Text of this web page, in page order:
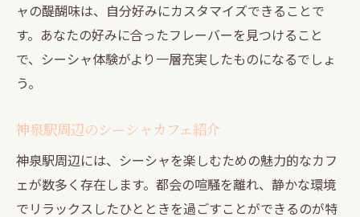
ャの醍醐味は、自分好みにカスタマイズできることで
す。あなたの好みに合ったフレーバーを見つけること
で、シーシャ体験がより一層充実したものになるでしょ
う。
神泉駅周辺のシーシャカフェ紹介
神泉駅周辺には、シーシャを楽しむための魅力的なカフ
ェが数多く存在します。都会の喧騒を離れ、静かな環境
でリラックスしたひとときを過ごすことができるのが特